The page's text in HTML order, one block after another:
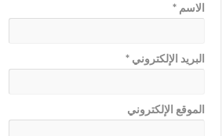
الاسم*
البريد الإلكتروني*
الموقع الإلكتروني